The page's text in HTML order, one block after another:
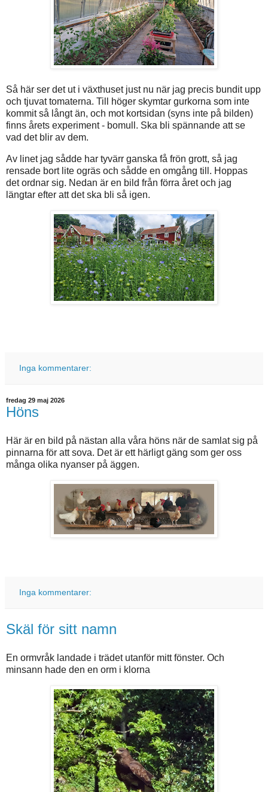
Så här ser det ut i växthuset just nu när jag precis bundit upp
och tjuvat tomaterna. Till höger skymtar gurkorna som inte
kommit så långt än, och mot kortsidan (syns inte på bilden)
finns årets experiment - bomull. Ska bli spännande att se
vad det blir av dem.
Av linet jag sådde har tyvärr ganska få frön grott, så jag
rensade bort lite ogräs och sådde en omgång till. Hoppas
det ordnar sig. Nedan är en bild från förra året och jag
längtar efter att det ska bli så igen.
Inga kommentarer:
fredag 29 maj 2026
Höns
Här är en bild på nästan alla våra höns när de samlat sig på
pinnarna för att sova. Det är ett härligt gäng som ger oss
många olika nyanser på äggen.
Inga kommentarer:
Skäl för sitt namn
En ormvråk landade i trädet utanför mitt fönster. Och
minsann hade den en orm i klorna